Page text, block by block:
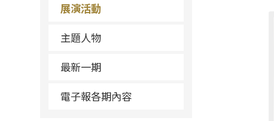
展演活動
主題人物
最新一期
電子報各期內容